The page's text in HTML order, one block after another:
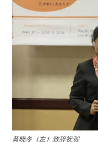
黄晓冬（左）致辞祝贺